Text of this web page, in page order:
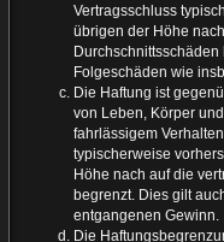
Vertragsschluss
übrigen der Höhe
Folgeschäden wie
Die Haftung ist
von Leben, Körper
fahrlässigem
typischerweise
Höhe nach auf die
begrenzt. Dies gilt
entgangenen Gewinn.
Die